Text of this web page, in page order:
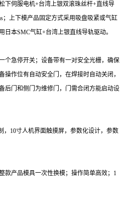
下伺服电机+台湾上银双滚珠丝杆+直线导
；上下模产品固定方式采用吸盘吸紧或气缸
日本SMC气缸+台湾上银直线导轨驱动。
个急停开关；设备带有一对安全光栅，确保
操作位有自动安全门，在焊接时自动关闭，
后门和侧门为维修门，门需合闭方能启动设
，10寸人机界面触摸屏，参数化设计，参数
款产品模具一次性换模；操作简单高效；1